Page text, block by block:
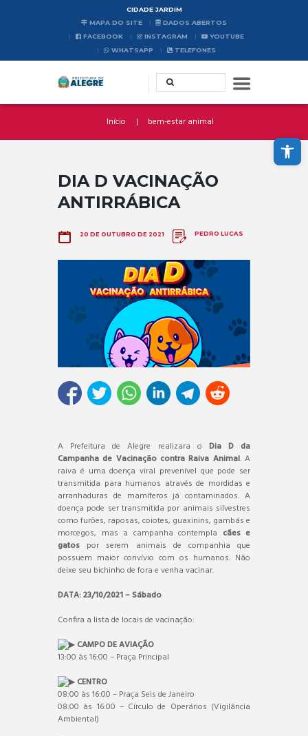
Abrir a barra de ferramentas
CIDADE JARDIM
MAPA DO SITE
DADOS ABERTOS
FACEBOOK
INSTAGRAM
YOUTUBE
WHATSAPP
TELEFONES
Início bem-estar animal
DIA D VACINAÇÃO
ANTIRRÁBICA
20 DE OUTUBRO DE 2021 PEDRO LUCAS
A Prefeitura de Alegre realizara o Dia D da
Campanha de Vacinação contra Raiva Animal. A
raiva é uma doença viral prevenível que pode ser
transmitida para humanos através de mordidas e
arranhaduras de mamíferos já contaminados. A
doença pode ser transmitida por animais silvestres
como furões, raposas, coiotes, guaxinins, gambás e
morcegos, mas a campanha contempla cães e
gatos por serem animais de companhia que
possuem maior convívio com os humanos. Não
deixe seu bichinho de fora e venha vacinar.
DATA: 23/10/2021 – Sábado
Confira a lista de locais de vacinação:
CAMPO DE AVIAÇÃO
13:00 às 16:00 – Praça Principal
CENTRO
08:00 às 16:00 – Praça Seis de Janeiro
08:00 às 16:00 – Círculo de Operários (Vigilância
Ambiental)